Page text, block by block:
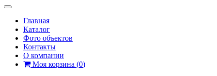
Главная
Каталог
Фото объектов
Контакты
О компании
Моя корзина (0)